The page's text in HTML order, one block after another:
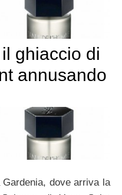
ghiaccio di
annusando
dove arriva la